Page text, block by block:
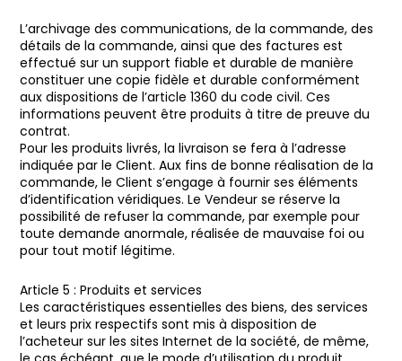
L’archivage des communications, de la commande, des
détails de la commande, ainsi que des factures est
effectué sur un support fiable et durable de manière
constituer une copie fidèle et durable conformément
aux dispositions de l’article 1360 du code civil. Ces
informations peuvent être produits à titre de preuve du
contrat.
Pour les produits livrés, la livraison se fera à l’adresse
indiquée par le Client. Aux fins de bonne réalisation de la
commande, le Client s’engage à fournir ses éléments
d’identification véridiques. Le Vendeur se réserve la
possibilité de refuser la commande, par exemple pour
toute demande anormale, réalisée de mauvaise foi ou
pour tout motif légitime.
Article 5 : Produits et services
Les caractéristiques essentielles des biens, des services
et leurs prix respectifs sont mis à disposition de
l’acheteur sur les sites Internet de la société, de même,